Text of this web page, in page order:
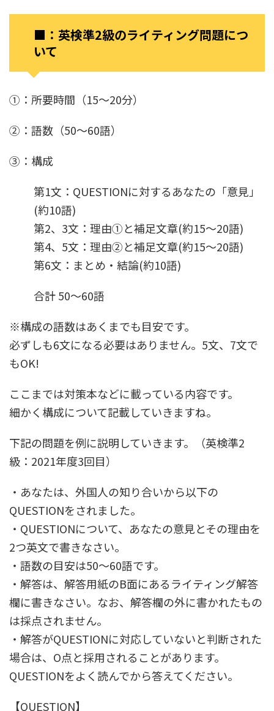
■：英検準2級のライティング問題につ
いて
①：所要時間（15～20分）
②：語数（50～60語）
③：構成
第1文：QUESTIONに対するあなたの「意見」
(約10語)
第2、3文：理由①と補足文章(約15～20語)
第4、5文：理由②と補足文章(約15～20語)
第6文：まとめ・結論(約10語)
合計 50～60語
※構成の語数はあくまでも目安です。
必ずしも6文になる必要はありません。5文、7文で
もOK!
ここまでは対策本などに載っている内容です。
細かく構成について記載していきますね。
下記の問題を例に説明していきます。（英検準2
級：2021年度3回目）
・あなたは、外国人の知り合いから以下の
QUESTIONをされました。
・QUESTIONについて、あなたの意見とその理由を
2つ英文で書きなさい。
・語数の目安は50～60語です。
・解答は、解答用紙のB面にあるライティング解答
欄に書きなさい。なお、解答欄の外に書かれたもの
は採点されません。
・解答がQUESTIONに対応していないと判断された
場合は、O点と採用されることがあります。
QUESTIONをよく読んでから答えてください。
【QUESTION】